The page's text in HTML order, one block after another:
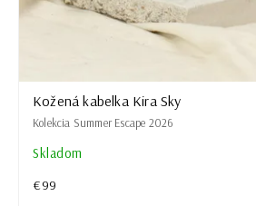
Kožená kabelka Kira Sky
Kolekcia Summer Escape 2026
Skladom
€99